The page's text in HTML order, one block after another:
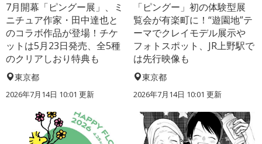
7月開幕「ピングー展」、ミ
ニチュア作家・田中達也と
のコラボ作品が登場！チケ
ットは5月23日発売、全5種
のクリアしおり特典も
東京都
2026年7月14日 10:01 更新
「ピングー」初の体験型展
覧会が有楽町に！“遊園地”テ
ーマでクレイモデル展示や
フォトスポット、JR上野駅で
は先行映像も
東京都
2026年7月14日 10:01 更新